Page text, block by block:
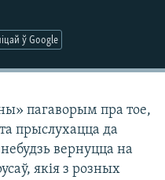
ў Google
пагаворым пра тое,
прыслухацца да
вернуцца на
якія з розных